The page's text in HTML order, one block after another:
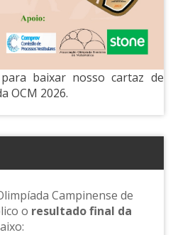
baixar nosso cartaz de
OCM 2026.
Campinense de
o resultado final da